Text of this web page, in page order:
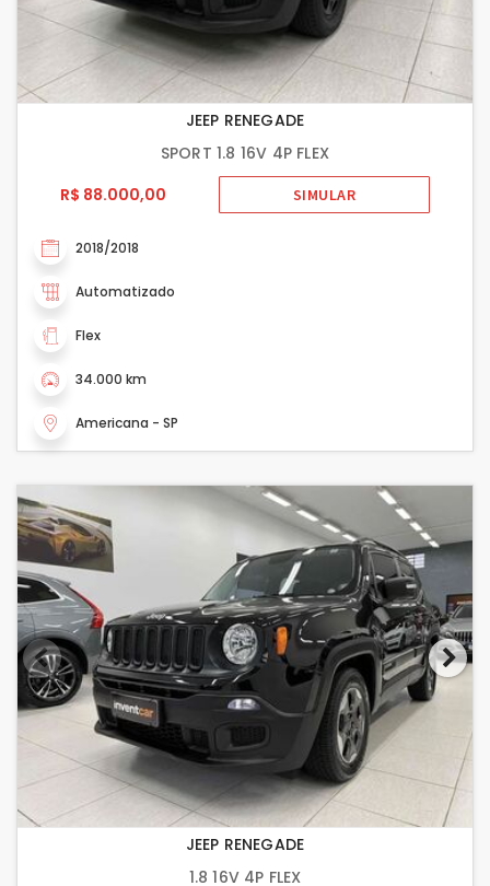
JEEP RENEGADE
SPORT 1.8 16V 4P FLEX
R$ 88.000,00
SIMULAR
2018/2018
Automatizado
Flex
34.000 km
Americana - SP
JEEP RENEGADE
1.8 16V 4P FLEX